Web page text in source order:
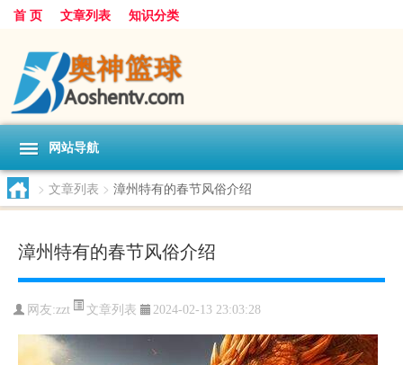
首 页 文章列表 知识分类
网站导航
> 文章列表 > 漳州特有的春节风俗介绍
漳州特有的春节风俗介绍
网友:zzt 文章列表 2024-02-13 23:03:28